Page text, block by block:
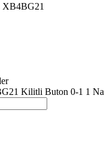
XB4BG21
Kilitli Buton 0-1 1 Na